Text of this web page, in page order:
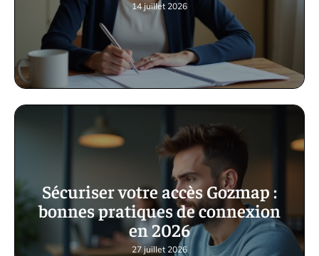
14 juillet 2026
Sécuriser votre accès Gozmap :
bonnes pratiques de connexion
en 2026
27 juillet 2026